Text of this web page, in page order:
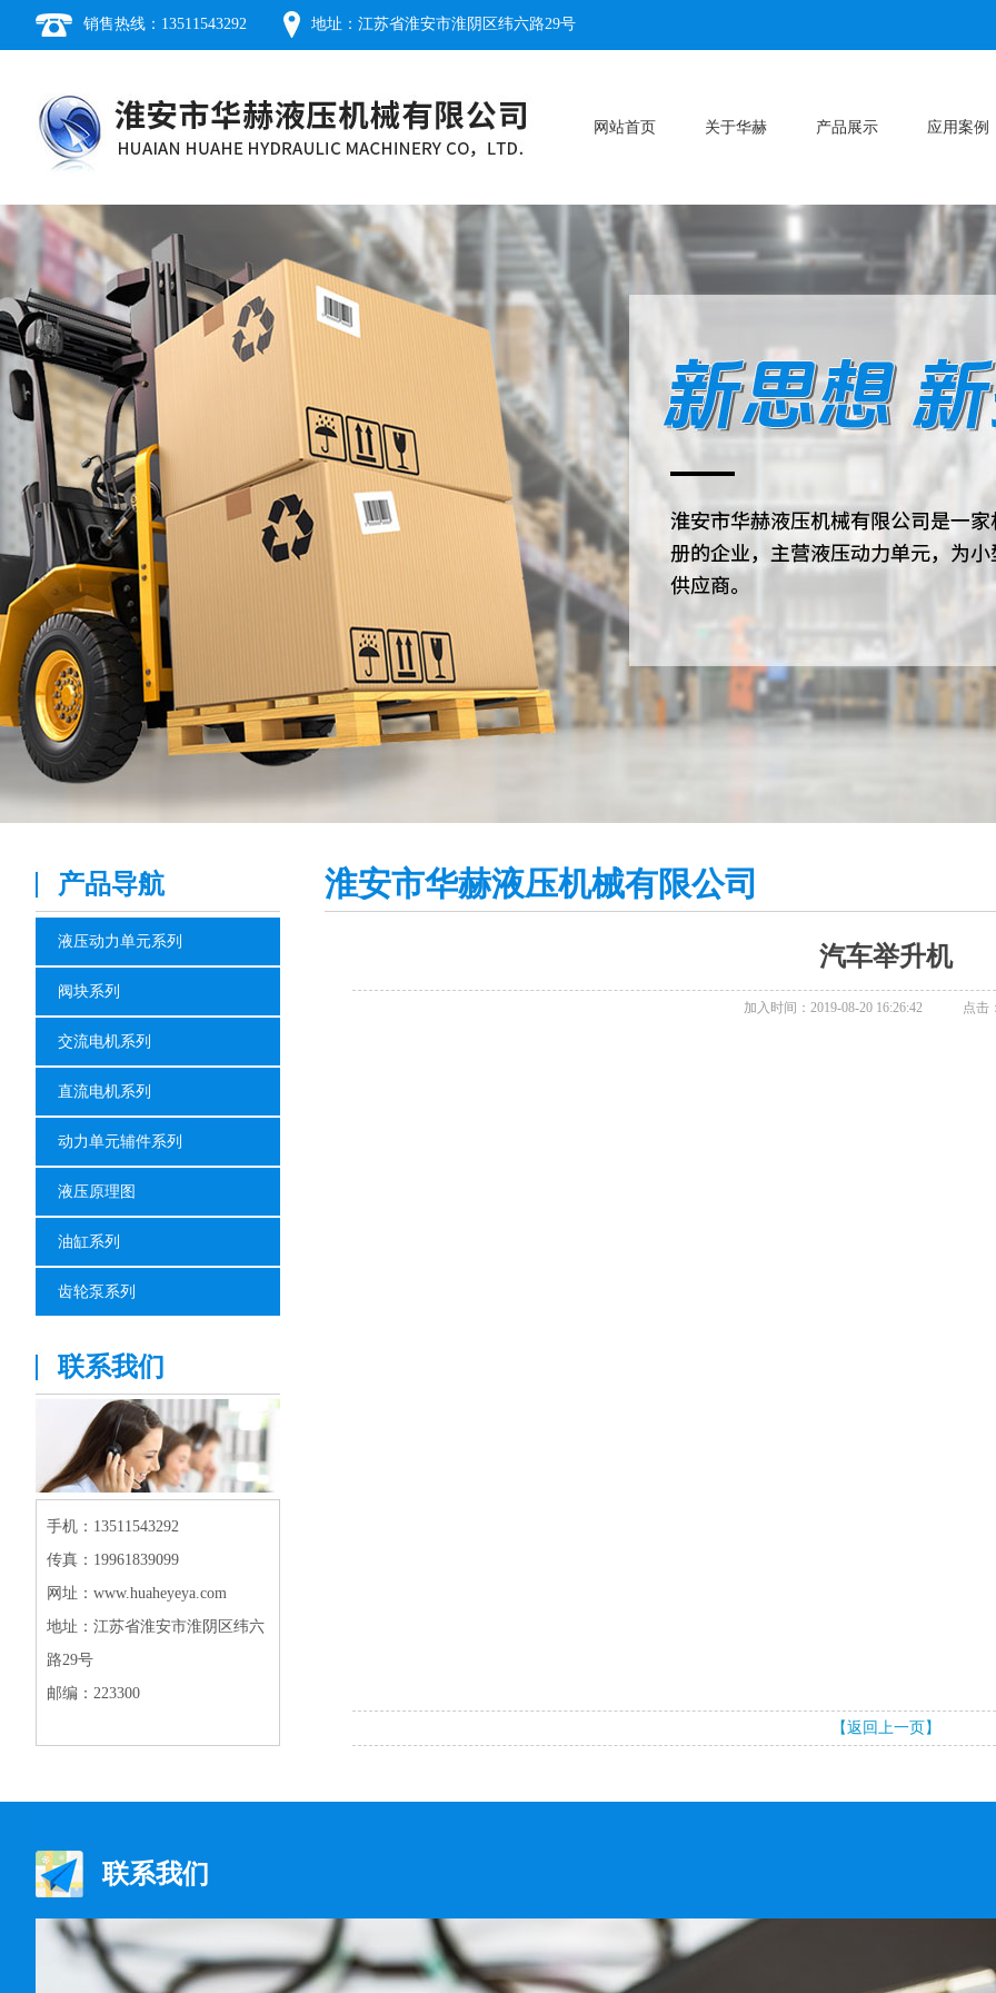
销售热线：13511543292 地址：江苏省淮安市淮阴区纬六路29号
网站首页 关于华赫 产品展示 应用案例
产品导航
液压动力单元系列
阀块系列
交流电机系列
直流电机系列
动力单元辅件系列
液压原理图
油缸系列
齿轮泵系列
联系我们
手机：13511543292
传真：19961839099
网址：www.huaheyeya.com
地址：江苏省淮安市淮阴区纬六
路29号
邮编：223300
淮安市华赫液压机械有限公司
汽车举升机
加入时间：2019-08-20 16:26:42 点击
【返回上一页】
联系我们